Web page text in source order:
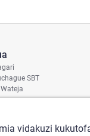
SBT
vidakuzi